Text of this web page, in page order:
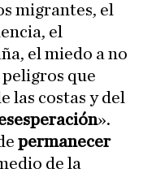
migrantes, el
el
el miedo a no
que
las costas y del
».
permanecer
de la